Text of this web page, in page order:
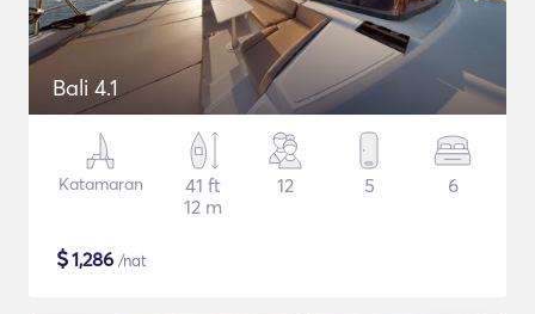
Bali 4.1
Katamaran
41 ft
12 m
12 5 6
$1,286 /nat